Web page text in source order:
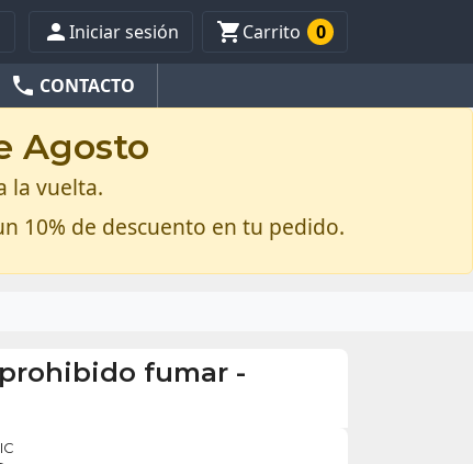
Iniciar sesión Carrito 0
phone CONTACTO
Agosto
la vuelta.
10% de descuento en tu pedido.
fumar -